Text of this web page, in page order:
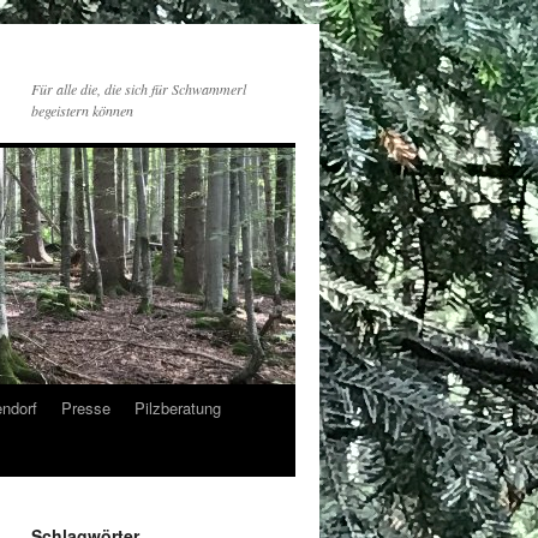
Für alle die, die sich für Schwammerl
begeistern können
Presse
Pilzberatung